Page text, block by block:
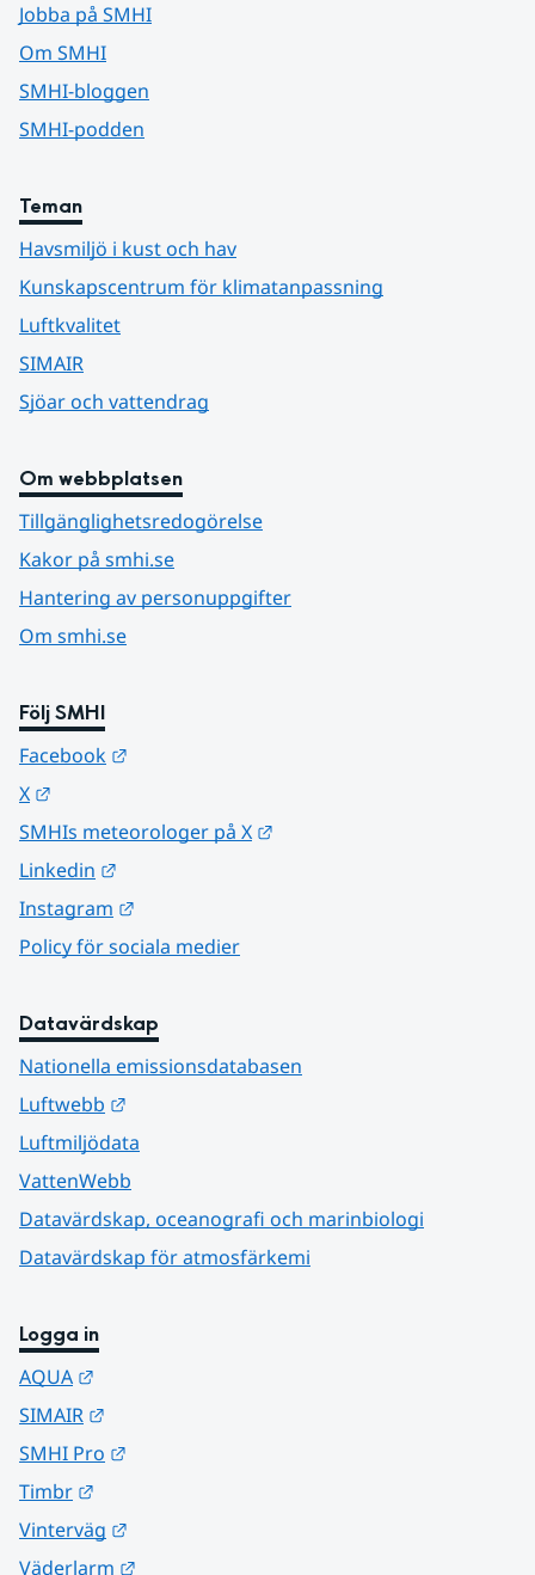
Jobba på SMHI
Om SMHI
SMHI-bloggen
SMHI-podden
Teman
Havsmiljö i kust och hav
Kunskapscentrum för klimatanpassning
Luftkvalitet
SIMAIR
Sjöar och vattendrag
Om webbplatsen
Tillgänglighetsredogörelse
Kakor på smhi.se
Hantering av personuppgifter
Om smhi.se
Följ SMHI
Facebook
X
SMHIs meteorologer på X
Linkedin
Instagram
Policy för sociala medier
Datavärdskap
Nationella emissionsdatabasen
Luftwebb
Luftmiljödata
VattenWebb
Datavärdskap, oceanografi och marinbiologi
Datavärdskap för atmosfärkemi
Logga in
AQUA
SIMAIR
SMHI Pro
Timbr
Vinterväg
Väderlarm